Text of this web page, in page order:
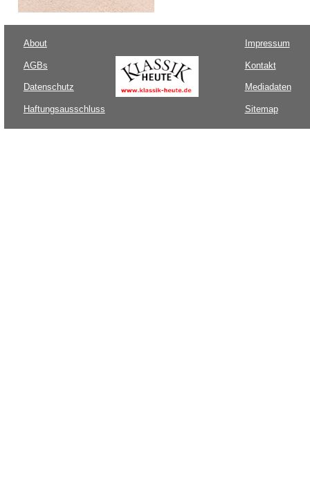
About
AGBs
Datenschutz
Haftungsausschluss
Impressum
Kontakt
Mediadaten
Sitemap